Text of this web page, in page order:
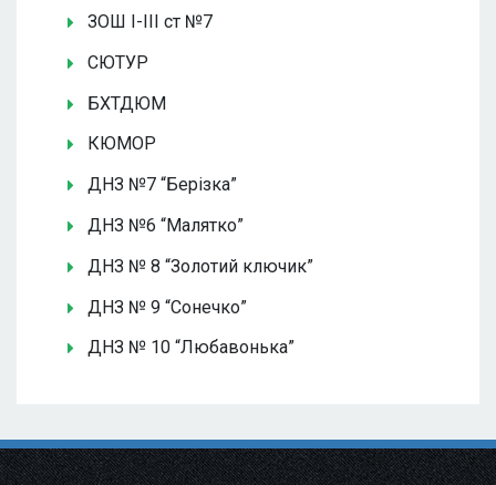
ЗОШ І-ІІІ ст №7
СЮТУР
БХТДЮМ
КЮМОР
ДНЗ №7 “Берізка”
ДНЗ №6 “Малятко”
ДНЗ № 8 “Золотий ключик”
ДНЗ № 9 “Сонечко”
ДНЗ № 10 “Любавонька”